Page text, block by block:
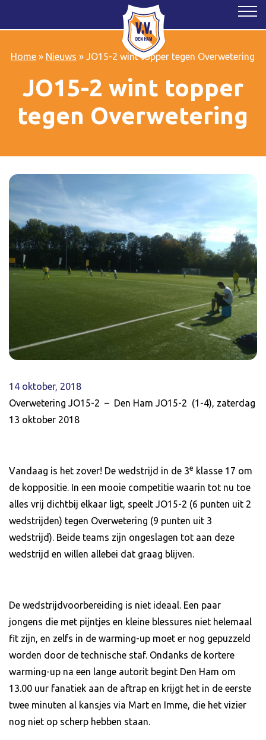
Home » Nieuws »JO15-2 wint topper tegen Overwetering
JO15-2 wint topper
tegen Overwetering
14 oktober, 2018
Overwetering JO15-2 – Den Ham JO15-2 (1-4), zaterdag
13 oktober 2018
Vandaag is het zover! De wedstrijd in de 3e klasse 17 om
de koppositie. In een mooie competitie waarin tot nu toe
alles vrij dichtbij elkaar ligt, speelt JO15-2 (6 punten uit 2
wedstrijden) tegen Overwetering (9 punten uit 3
wedstrijd). Beide teams zijn ongeslagen tot aan deze
wedstrijd en willen allebei dat graag blijven.
De wedstrijdvoorbereiding is niet ideaal. Een paar
jongens die met pijntjes en kleine blessures niet helemaal
fit zijn, en zelfs in de warming-up moet er nog gepuzzeld
worden door de technische staf. Ondanks de kortere
warming-up na een lange autorit begint Den Ham om
13.00 uur fanatiek aan de aftrap en krijgt het in de eerste
twee minuten al kansjes via Mart en Imme, die het vizier
nog niet op scherp hebben staan.